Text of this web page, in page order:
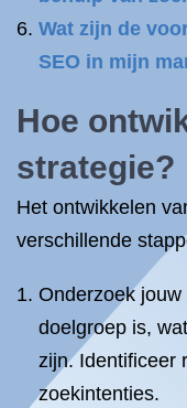
Wat zijn de
SEO in mijn
Hoe
strategie?
Het ontwikkelen
verschillende
Onderzoek
doelgroep is,
zijn. Identificeer
zoekintenties.